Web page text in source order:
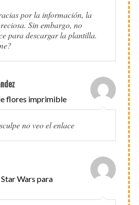
por la información, la
Sin embargo, no
para descargar la plantilla.
flores imprimible
no veo el enlace
Wars para